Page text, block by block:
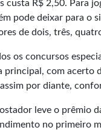
custa R$ 2,50. Para
pode deixar para o
de dois, três,
os concursos
principal, com acerto
por diante,
leve o prêmio
no primeiro